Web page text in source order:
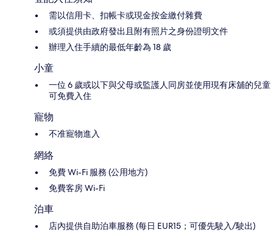
需以信用卡、扣帳卡或現金按金繳付雜費
或須提供由政府發出且附有照片之身份證明文件
辦理入住手續的最低年齡為 18 歲
小童
一位 6 歲或以下與父母或監護人同房並使用現有床舖的兒童
可免費入住
寵物
不准寵物進入
網絡
免費 Wi-Fi 服務 (公用地方)
免費客房 Wi-Fi
泊車
店內提供自助泊車服務 (每日 EUR15；可優先駛入/駛出)